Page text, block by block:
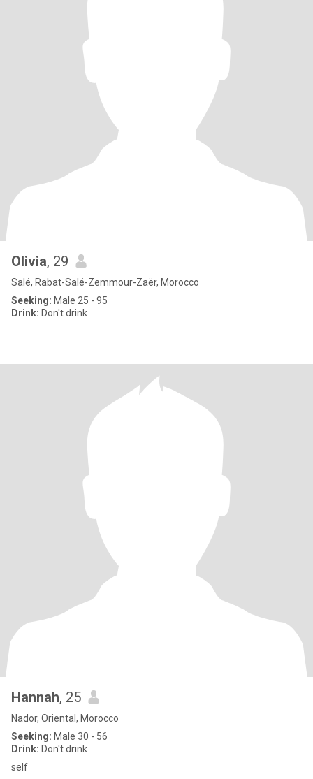
Olivia, 29
Salé, Rabat-Salé-Zemmour-Zaër, Morocco
Seeking: Male 25 - 95
Drink: Don't drink
Hannah, 25
Nador, Oriental, Morocco
Seeking: Male 30 - 56
Drink: Don't drink
self